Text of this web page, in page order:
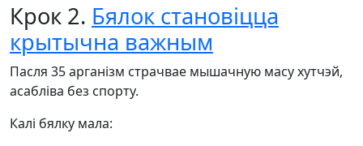
Крок 2. Бялок становіцца
крытычна важным
Пасля 35 арганізм страчвае мышачную масу хутчэй,
асабліва без спорту.
Калі бялку мала: